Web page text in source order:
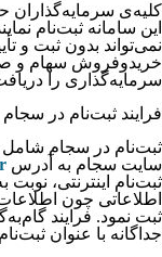
کلیه‌ی سرمایه‌گذاران
این سامانه ثبت‌نام
نمی‌تواند بدون ثبت و
خریدوفروش سهام و
سرمایه‌گذاری را
فرایند ثبت‌نام در
ثبت‌نام در سجام
سایت سجام به آدرس
ثبت‌نام اینترنتی،
اطلاعاتی چون
ثبت نمود. فرایند
جداگانه با عنوان